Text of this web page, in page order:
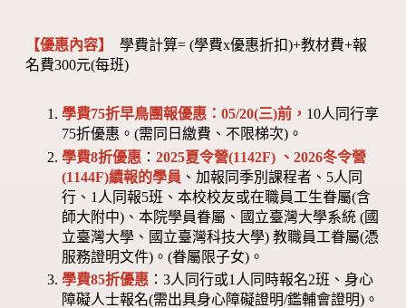
【優惠內容】
學費計算= (學費x優惠折扣)+教材費+報
名費300元(每班)
學費75折早鳥團報優惠：05/20(三)前， 10人同行享
75折優惠。(需同日繳費、不限梯次)。
學費8折優惠 ：2025夏令營(1142F) 、2026冬令營
(1144F)續報的學員 、加報同季別課程者、5人同
行、1人同報5班、本校校友或在職員工生眷屬(含
師大附中)、本院學員眷屬、國立臺灣大學系統 (國
立臺灣大學、國立臺灣科技大學) 教職員工眷屬(憑
服務證明文件)。(眷屬限子女)。
學費85折優惠 ：3人同行或1人同時報名2班、身心
障礙人士報名(需出具身心障礙證明/鑑輔會證明)。